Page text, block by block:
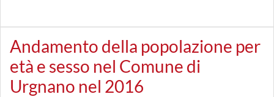
Andamento della popolazione per
età e sesso nel Comune di
Urgnano nel 2016